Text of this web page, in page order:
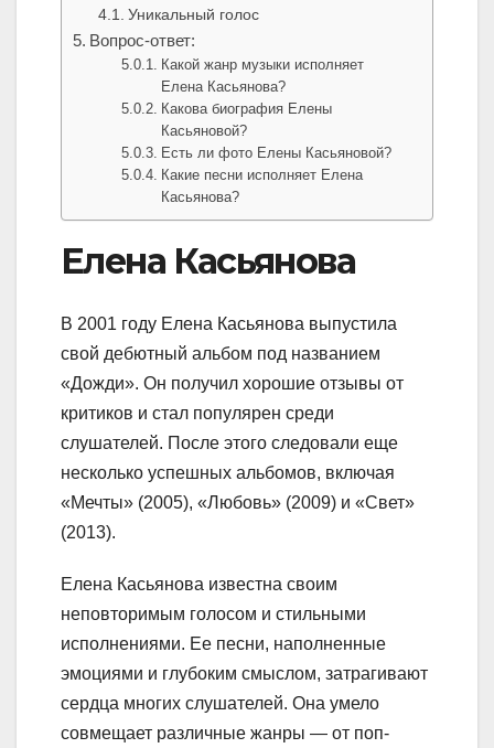
Уникальный голос
Вопрос-ответ:
Какой жанр музыки исполняет
Елена Касьянова?
Какова биография Елены
Касьяновой?
Есть ли фото Елены Касьяновой?
Какие песни исполняет Елена
Касьянова?
Елена Касьянова
В 2001 году Елена Касьянова выпустила
свой дебютный альбом под названием
«Дожди». Он получил хорошие отзывы от
критиков и стал популярен среди
слушателей. После этого следовали еще
несколько успешных альбомов, включая
«Мечты» (2005), «Любовь» (2009) и «Свет»
(2013).
Елена Касьянова известна своим
неповторимым голосом и стильными
исполнениями. Ее песни, наполненные
эмоциями и глубоким смыслом, затрагивают
сердца многих слушателей. Она умело
совмещает различные жанры — от поп-